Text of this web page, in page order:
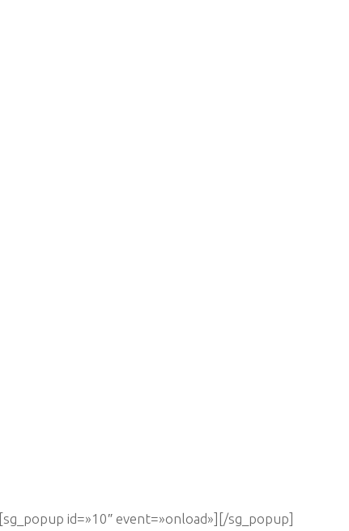
[sg_popup id=»10″ event=»onload»][/sg_popup]